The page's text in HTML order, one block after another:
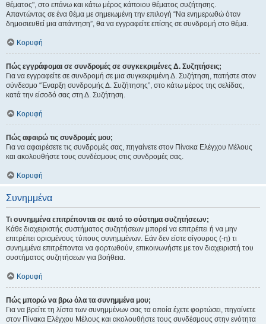
θέματος", στο επάνω και κάτω μέρος κάποιου θέματος συζήτησης.
Απαντώντας σε ένα θέμα με σημειωμένη την επιλογή “Να ενημερωθώ όταν
δημοσιευθεί μια απάντηση”, θα να εγγραφείτε επίσης σε συνδρομή στο θέμα.
Κορυφή
Πώς εγγράφομαι σε συνδρομές σε συγκεκριμένες Δ. Συζητήσεις;
Για να εγγραφείτε σε συνδρομή σε μια συγκεκριμένη Δ. Συζήτηση, πατήστε στον
σύνδεσμο “Έναρξη συνδρομής Δ. Συζήτησης”, στο κάτω μέρος της σελίδας,
κατά την είσοδό σας στη Δ. Συζήτηση.
Κορυφή
Πώς αφαιρώ τις συνδρομές μου;
Για να αφαιρέσετε τις συνδρομές σας, πηγαίνετε στον Πίνακα Ελέγχου Μέλους
και ακολουθήστε τους συνδέσμους στις συνδρομές σας.
Κορυφή
Συνημμένα
Τι συνημμένα επιτρέπονται σε αυτό το σύστημα συζητήσεων;
Κάθε διαχειριστής συστήματος συζητήσεων μπορεί να επιτρέπει ή να μην
επιτρέπει ορισμένους τύπους συνημμένων. Εάν δεν είστε σίγουρος (-η) τι
συνημμένα επιτρέπονται να φορτωθούν, επικοινωνήστε με τον διαχειριστή του
συστήματος συζητήσεων για βοήθεια.
Κορυφή
Πώς μπορώ να βρω όλα τα συνημμένα μου;
Για να βρείτε τη λίστα των συνημμένων σας τα οποία έχετε φορτώσει, πηγαίνετε
στον Πίνακα Ελέγχου Μέλους και ακολουθήστε τους συνδέσμους στην ενότητα